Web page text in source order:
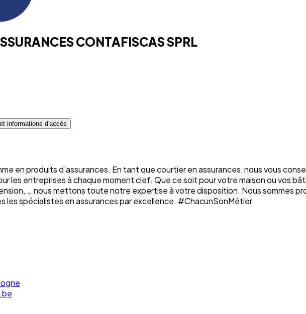
CONTAFISCAS SPRL
informations d'accès
en produits d’assurances. En tant que courtier en assurances, nous vous
les entreprises à chaque moment clef. Que ce soit pour votre maison ou vos
… nous mettons toute notre expertise à votre disposition. Nous sommes
les spécialistes en assurances par excellence. #ChacunSonMétier